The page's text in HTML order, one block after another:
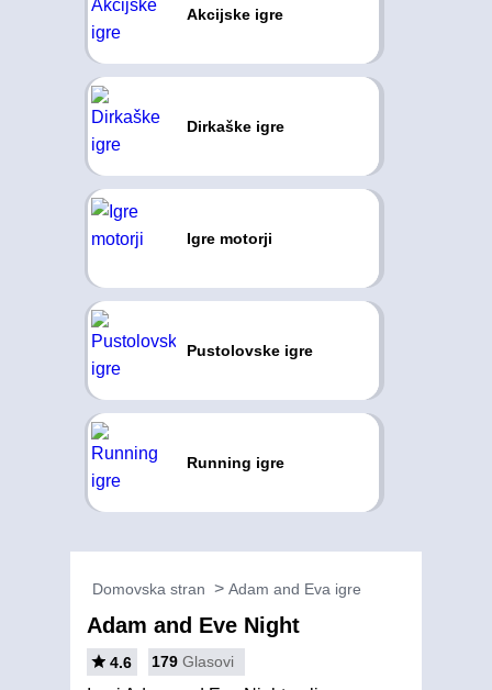
Akcijske igre
Dirkaške igre
Igre motorji
Pustolovske igre
Running igre
Domovska stran Adam and Eva igre
Adam and Eve Night
4.6 179 Glasovi